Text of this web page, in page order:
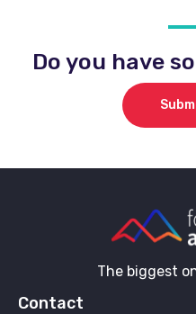
Do you have
The biggest
Contact